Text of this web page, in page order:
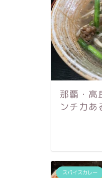
那覇・高
ンチ力あ
スパイスカレー